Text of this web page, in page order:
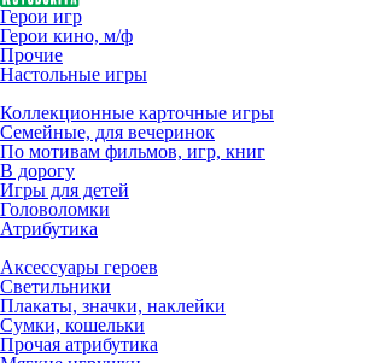
Герои игр
Герои кино, м/ф
Прочие
Настольные игры
Коллекционные карточные игры
Семейные, для вечеринок
По мотивам фильмов, игр, книг
В дорогу
Игры для детей
Головоломки
Атрибутика
Аксессуары героев
Светильники
Плакаты, значки, наклейки
Сумки, кошельки
Прочая атрибутика